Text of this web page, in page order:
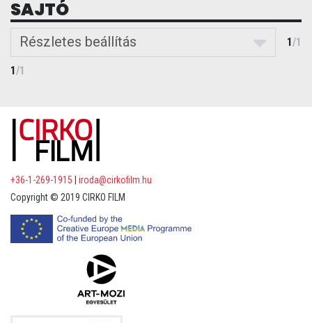
SAJTÓ
Részletes beállítás 1/1
1/1
+36-1-269-1915
iroda@cirkofilm.hu
Copyright © 2019 CIRKO FILM